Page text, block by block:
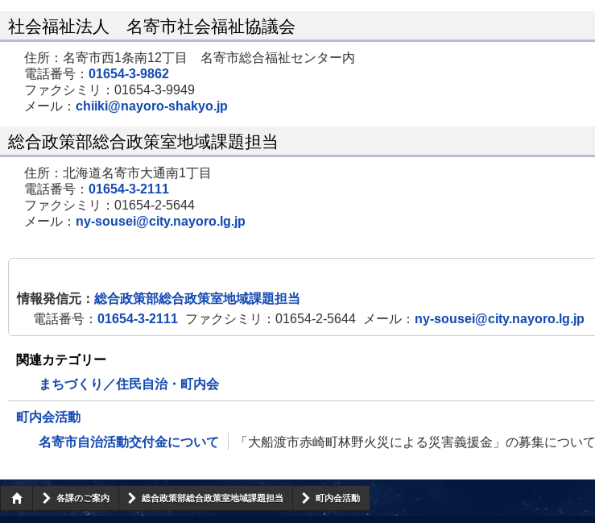
社会福祉法人 名寄市社会福祉協議会
住所：名寄市西1条南12丁目 名寄市総合福祉センター内
電話番号： 01654-3-9862
ファクシミリ：01654-3-9949
メール： chiiki@nayoro-shakyo.jp
総合政策部総合政策室地域課題担当
住所：北海道名寄市大通南1丁目
電話番号： 01654-3-2111
ファクシミリ：01654-2-5644
メール： ny-sousei@city.nayoro.lg.jp
情報発信元： 総合政策部総合政策室地域課題担当
電話番号： 01654-3-2111 ファクシミリ：01654-2-5644 メール： ny-sousei@city.nayoro.lg.jp
関連カテゴリー
まちづくり／住民自治・町内会
町内会活動
名寄市自治活動交付金について
「大船渡市赤崎町林野火災による災害義援金」の募集について
各課のご案内 総合政策部総合政策室地域課題担当 町内会活動